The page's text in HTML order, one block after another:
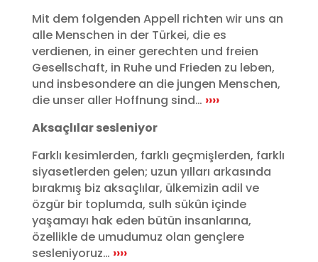
Mit dem folgenden Appell richten wir uns an
alle Menschen in der Türkei, die es
verdienen, in einer gerechten und freien
Gesellschaft, in Ruhe und Frieden zu leben,
und insbesondere an die jungen Menschen,
die unser aller Hoffnung sind… ››››
Aksaçlılar sesleniyor
Farklı kesimlerden, farklı geçmişlerden, farklı
siyasetlerden gelen; uzun yılları arkasında
bırakmış biz aksaçlılar, ülkemizin adil ve
özgür bir toplumda, sulh sükûn içinde
yaşamayı hak eden bütün insanlarına,
özellikle de umudumuz olan gençlere
sesleniyoruz… ››››